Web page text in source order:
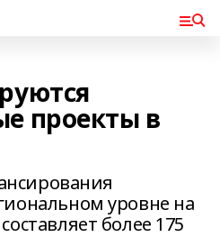
проекты в
уровне на
более 175